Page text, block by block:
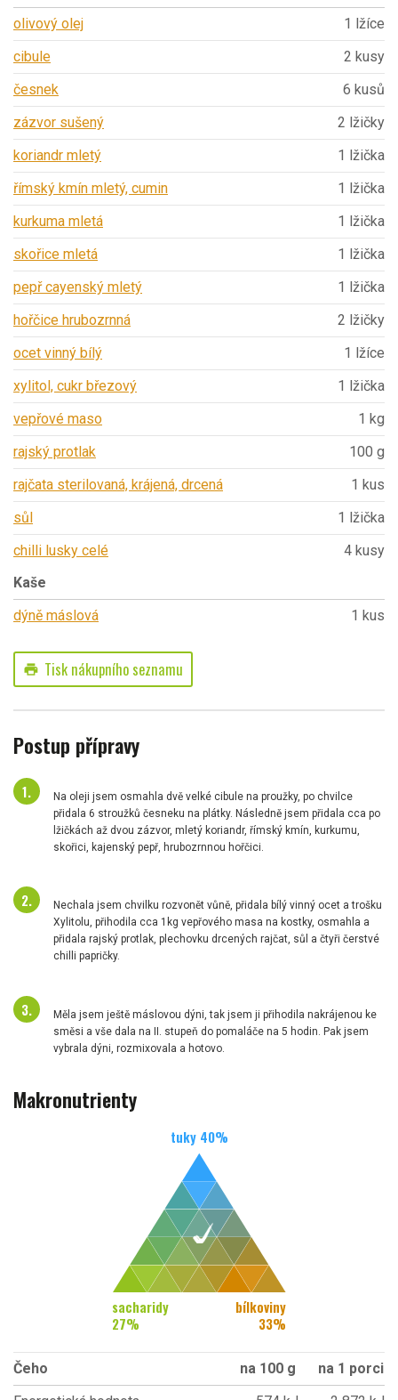
olivový olej
1 lžíce
cibule
2 kusy
česnek
6 kusů
zázvor sušený
2 lžičky
koriandr mletý
1 lžička
římský kmín mletý, cumin
1 lžička
kurkuma mletá
1 lžička
skořice mletá
1 lžička
pepř cayenský mletý
1 lžička
hořčice hrubozrnná
2 lžičky
ocet vinný bílý
1 lžíce
xylitol, cukr březový
1 lžička
vepřové maso
1 kg
rajský protlak
100 g
rajčata sterilovaná, krájená, drcená
1 kus
sůl
1 lžička
chilli lusky celé
4 kusy
Kaše
dýně máslová
1 kus
print Tisk nákupního seznamu
Postup přípravy
Na oleji jsem osmahla dvě velké cibule na proužky, po chvilce
přidala 6 stroužků česneku na plátky. Následně jsem přidala cca po
lžičkách až dvou zázvor, mletý koriandr, římský kmín, kurkumu,
skořici, kajenský pepř, hrubozrnnou hořčici.
Nechala jsem chvilku rozvonět vůně, přidala bílý vinný ocet a trošku
Xylitolu, přihodila cca 1kg vepřového masa na kostky, osmahla a
přidala rajský protlak, plechovku drcených rajčat, sůl a čtyři čerstvé
chilli papričky.
Měla jsem ještě máslovou dýni, tak jsem ji přihodila nakrájenou ke
směsi a vše dala na II. stupeň do pomaláče na 5 hodin. Pak jsem
vybrala dýni, rozmixovala a hotovo.
Makronutrienty
tuky 40%
sacharidy
27%
bílkoviny
33%
Čeho na 100 g
na 1 porci